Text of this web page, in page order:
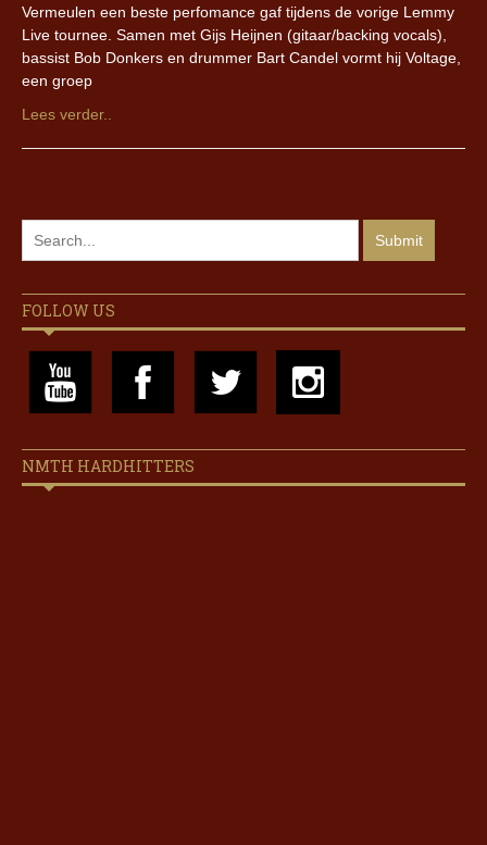
Vermeulen een beste perfomance gaf tijdens de vorige Lemmy
Live tournee. Samen met Gijs Heijnen (gitaar/backing vocals),
bassist Bob Donkers en drummer Bart Candel vormt hij Voltage,
een groep
Lees verder..
FOLLOW US
NMTH HARDHITTERS